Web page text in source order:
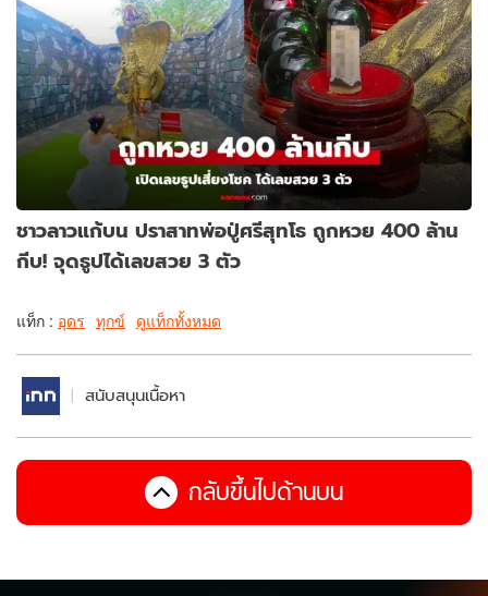
ชาวลาวแก้บน ปราสาทพ่อปู่ศรีสุทโธ ถูกหวย 400 ล้าน
กีบ! จุดธูปได้เลขสวย 3 ตัว
แท็ก : อุดร ทุกข์ ดูแท็กทั้งหมด
สนับสนุนเนื้อหา
กลับขึ้นไปด้านบน